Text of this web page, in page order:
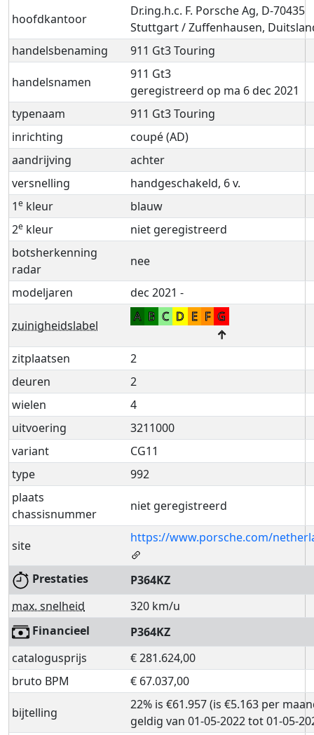
hoofdkantoor
Dr.ing.h.c. F. Porsche Ag, D-70435
Stuttgart / Zuffenhausen,
handelsbenaming
911 Gt3 Touring
handelsnamen
911 Gt3
geregistreerd op ma 6 dec 2021
typenaam
911 Gt3 Touring
inrichting
coupé (AD)
aandrijving
achter
versnelling
handgeschakeld, 6 v.
1e kleur
blauw
2e kleur
niet geregistreerd
botsherkenning
radar
nee
modeljaren dec 2021 -
zuinigheidslabel
A B C D E F G
↑
zitplaatsen
2
deuren
2
wielen
4
uitvoering
3211000
variant
CG11
type
992
plaats
chassisnummer
niet geregistreerd
site
https://www.porsche.com/
Prestaties
P364KZ
max. snelheid
320 km/u
Financieel
P364KZ
catalogusprijs
€ 281.624,00
bruto BPM
€ 67.037,00
bijtelling
22% is €61.957 (is €5.163 per
geldig van 01-05-2022 tot 01-05-